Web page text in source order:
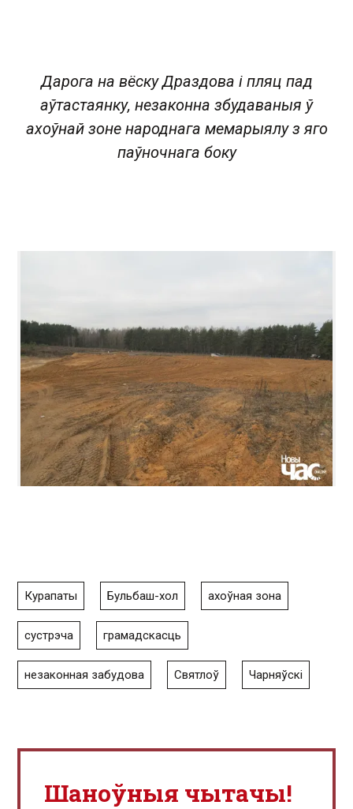
Дарога на вёску Драздова і пляц пад
аўтастаянку, незаконна збудаваныя ў
ахоўнай зоне народнага мемарыялу з яго
паўночнага боку
Курапаты Бульбаш-хол ахоўная зона
сустрэча грамадскасць
незаконная забудова Святлоў Чарняўскі
Шаноўныя чытачы!